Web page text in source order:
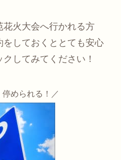
火大会へ行かれる方
しておくととても安心
してみてください！
められる！／